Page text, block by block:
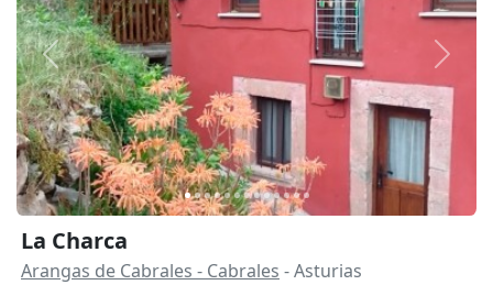
Anterior
La Charca
Arangas de Cabrales - Cabrales - Asturias